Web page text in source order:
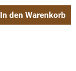
In den Warenkorb